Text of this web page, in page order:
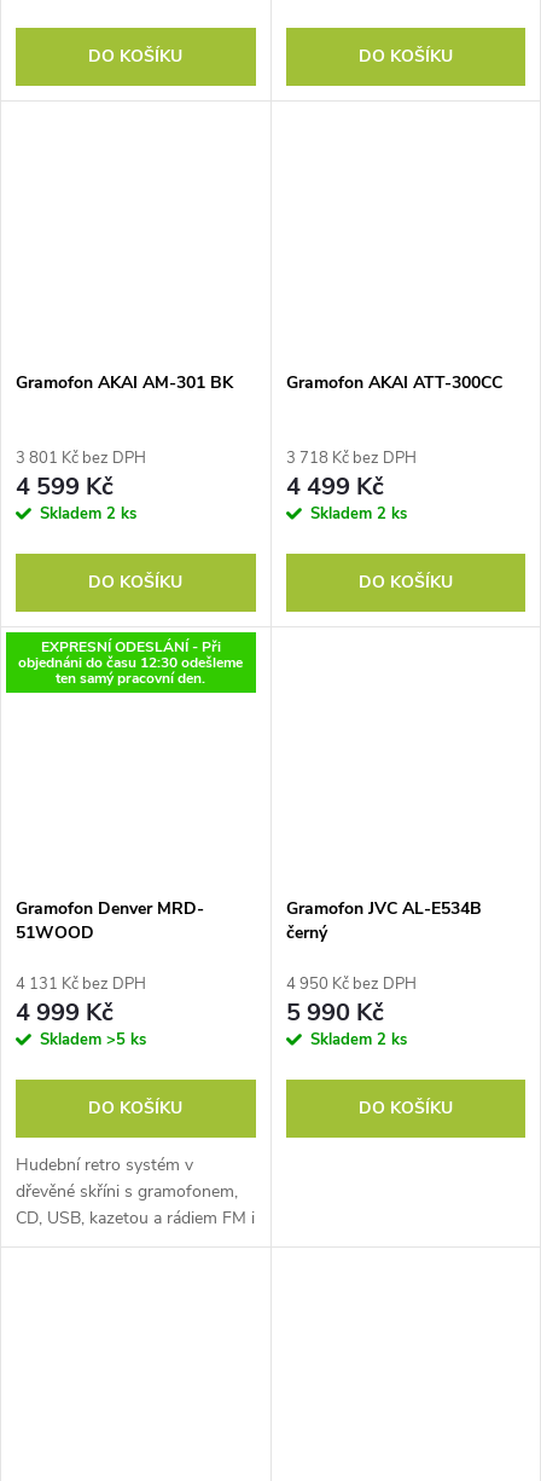
DO KOŠÍKU DO KOŠÍKU
Gramofon AKAI AM-301 BK
3 801 Kč bez DPH
4 599 Kč
Skladem 2 ks
DO KOŠÍKU
Gramofon AKAI ATT-300CC
3 718 Kč bez DPH
4 499 Kč
Skladem 2 ks
DO KOŠÍKU
EXPRESNÍ ODESLÁNÍ - Při
objednáni do času 12:30 odešleme
ten samý pracovní den.
Gramofon Denver MRD-
51WOOD
4 131 Kč bez DPH
4 999 Kč
Skladem >5 ks
DO KOŠÍKU
Hudební retro systém v
dřevěné skříni s gramofonem,
CD, USB, kazetou a rádiem FM i
DAB
Gramofon JVC AL-E534B
černý
4 950 Kč bez DPH
5 990 Kč
Skladem 2 ks
DO KOŠÍKU